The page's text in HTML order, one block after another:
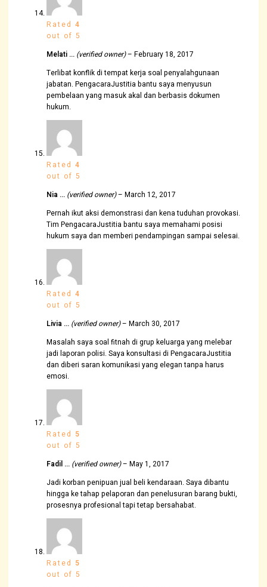
Rated4
out of 5
Melati … (verified owner)– February 18, 2017
Terlibat konflik di tempat kerja soal penyalahgunaan
jabatan. PengacaraJustitia bantu saya menyusun
pembelaan yang masuk akal dan berbasis dokumen
hukum.
Rated4
out of 5
Nia … (verified owner)– March 12, 2017
Pernah ikut aksi demonstrasi dan kena tuduhan provokasi.
Tim PengacaraJustitia bantu saya memahami posisi
hukum saya dan memberi pendampingan sampai selesai.
Rated4
out of 5
Livia … (verified owner)– March 30, 2017
Masalah saya soal fitnah di grup keluarga yang melebar
jadi laporan polisi. Saya konsultasi di PengacaraJustitia
dan diberi saran komunikasi yang elegan tanpa harus
emosi.
Rated 5
out of 5
Fadil … (verified owner)– May 1, 2017
Jadi korban penipuan jual beli kendaraan. Saya dibantu
hingga ke tahap pelaporan dan penelusuran barang bukti,
prosesnya profesional tapi tetap bersahabat.
Rated 5
out of 5